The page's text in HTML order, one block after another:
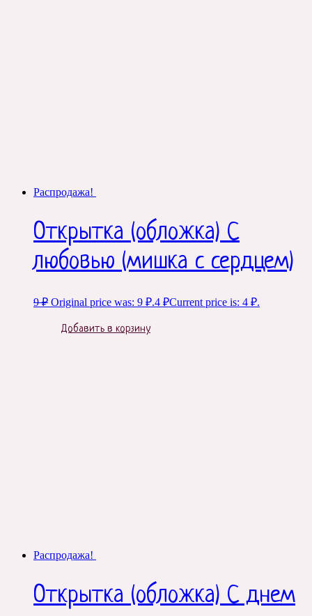
Распродажа!
Открытка (обложка) С
любовью (мишка с сердцем)
9₽ Original price was: 9 ₽.4 ₽Current price is: 4 ₽.
Добавить в корзину
Распродажа!
Открытка (обложка) С днем